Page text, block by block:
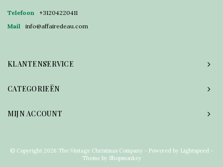
Telefoon
+31204220411
Mail
info@affairedeau.com
KLANTENSERVICE
CATEGORIEËN
MIJN ACCOUNT
© Copyright 2026 The Vintage Christmas Company - Powered by Lightspeed -
Theme by Shopmonkey